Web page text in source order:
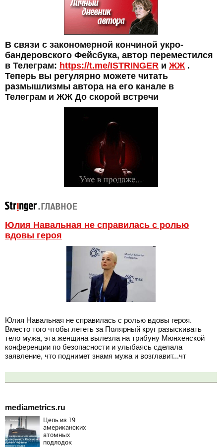
В связи с закономерной кончиной укро-
бандеровского Фейсбука, автор переместился
в Телеграм: https://t.me/ISTRINGER и ЖЖ.
Теперь вы регулярно можете читать
размышлизмы автора на его канале в
Телеграм и ЖЖ До скорой встречи
Юлия Навальная не справилась с ролью
вдовы героя
Юлия Навальная не справилась с ролью вдовы героя.
Вместо того чтобы лететь за Полярный круг разыскивать
тело мужа, эта женщина вылезла на трибуну Мюнхенской
конференции по безопасности и улыбаясь сделала
заявление, что поднимет знамя мужа и возглавит...чт
mediametrics.ru
Цепь из 19
американских
атомных
подлодок